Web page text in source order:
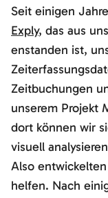
Seit einigen
Exply, das aus
enstanden ist,
Zeitbuchungen
unserem Projekt
dort können wir
visuell
Also
helfen. Nach